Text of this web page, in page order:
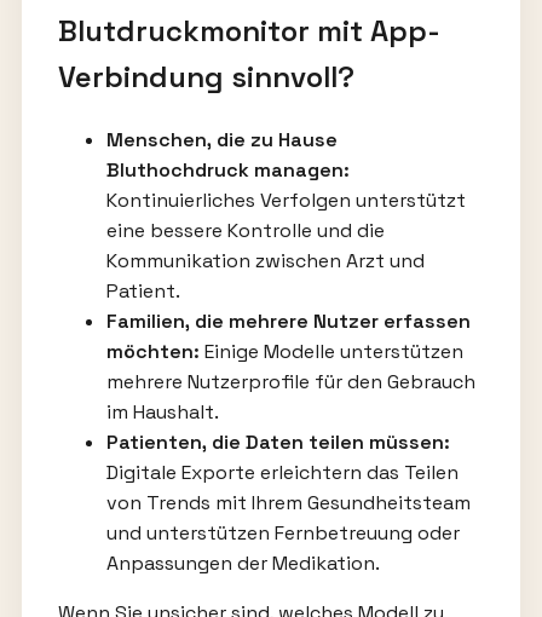
Blutdruckmonitor mit App-
Verbindung sinnvoll?
Menschen, die zu Hause
Bluthochdruck managen:
Kontinuierliches Verfolgen unterstützt
eine bessere Kontrolle und die
Kommunikation zwischen Arzt und
Patient.
Familien, die mehrere Nutzer erfassen
möchten: Einige Modelle unterstützen
mehrere Nutzerprofile für den Gebrauch
im Haushalt.
Patienten, die Daten teilen müssen:
Digitale Exporte erleichtern das Teilen
von Trends mit Ihrem Gesundheitsteam
und unterstützen Fernbetreuung oder
Anpassungen der Medikation.